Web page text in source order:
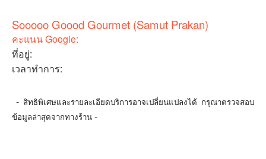
Sooooo Goood Gourmet (Samut Prakan)
คะแนน Google:
ที่อยู่:
เวลาทำการ:
- สิทธิพิเศษและรายละเอียดบริการอาจเปลี่ยนแปลงได้ กรุณาตรวจสอบ
ข้อมูลล่าสุดจากทางร้าน -